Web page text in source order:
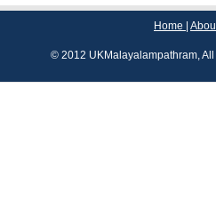
Home
© 2012 UKMalayalampathram,